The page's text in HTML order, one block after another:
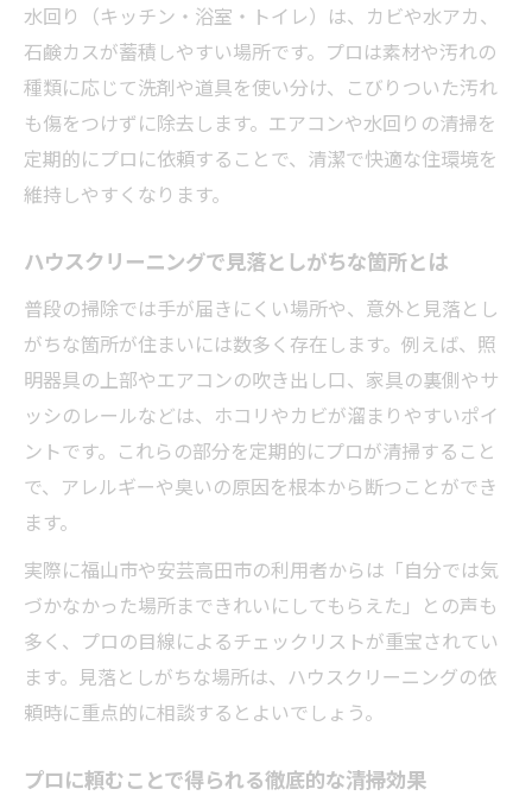
水回り（キッチン・浴室・トイレ）は、カビや水アカ、
石鹸カスが蓄積しやすい場所です。プロは素材や汚れの
種類に応じて洗剤や道具を使い分け、こびりついた汚れ
も傷をつけずに除去します。エアコンや水回りの清掃を
定期的にプロに依頼することで、清潔で快適な住環境を
維持しやすくなります。
ハウスクリーニングで見落としがちな箇所とは
普段の掃除では手が届きにくい場所や、意外と見落とし
がちな箇所が住まいには数多く存在します。例えば、照
明器具の上部やエアコンの吹き出し口、家具の裏側やサ
ッシのレールなどは、ホコリやカビが溜まりやすいポイ
ントです。これらの部分を定期的にプロが清掃すること
で、アレルギーや臭いの原因を根本から断つことができ
ます。
実際に福山市や安芸高田市の利用者からは「自分では気
づかなかった場所まできれいにしてもらえた」との声も
多く、プロの目線によるチェックリストが重宝されてい
ます。見落としがちな場所は、ハウスクリーニングの依
頼時に重点的に相談するとよいでしょう。
プロに頼むことで得られる徹底的な清掃効果